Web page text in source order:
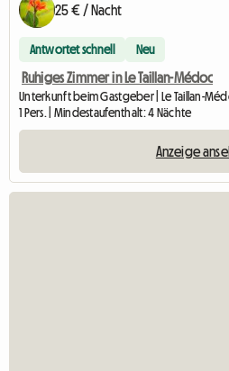
25 € / Nacht
Antwortet schnell Neu
Ruhiges Zimmer in Le Taillan-Médoc
Unterkunft beim Gastgeber | Le Taillan-
1 Pers. | Mindestaufenthalt: 4 Nächte
Anzeige